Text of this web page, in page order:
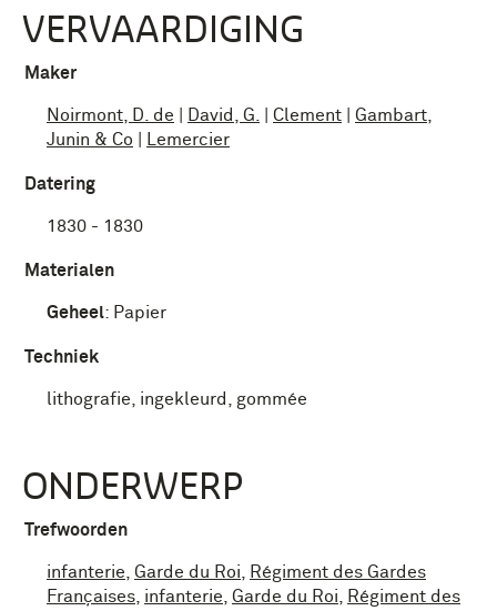
VERVAARDIGING
Maker
Noirmont, D. de David, G. Clement
Gambart,
Junin & Co
Lemercier
Datering
1830 - 1830
Materialen
Geheel: Papier
Techniek
lithografie, ingekleurd, gommée
ONDERWERP
Trefwoorden
infanterie Garde du Roi
Régiment des Gardes
Françaises infanterie Garde du Roi
Régiment des